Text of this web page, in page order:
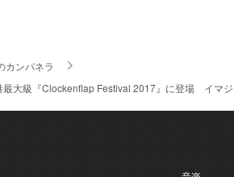
カンパネラ
最大級『Clockenflap Festival 2017』に登場 イ